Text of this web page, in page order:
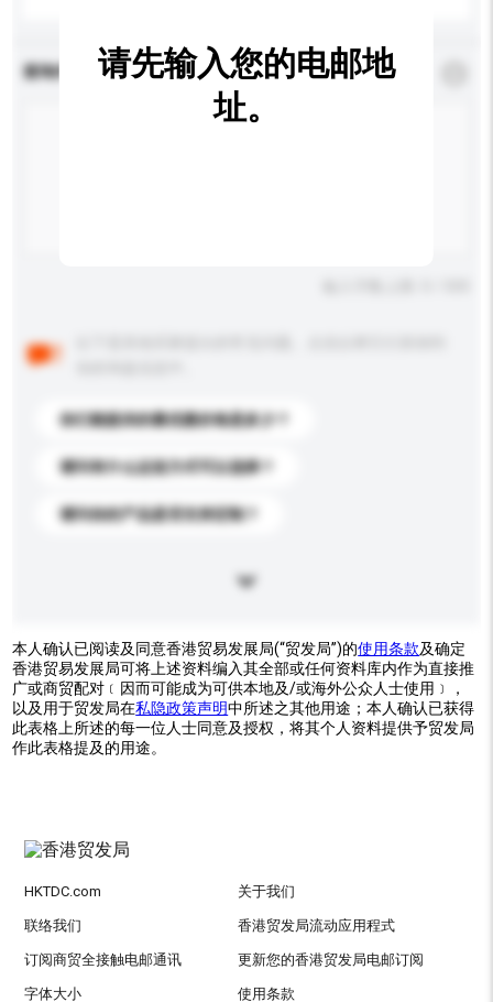
查询内容 *必须填写
你们能提供的最优惠价格是多少？
请问有什么运送方式可以选择？
请问你的产品是否支持定制？
请先输入您的电邮地
址。
本人确认已阅读及同意香港贸易发展局(“贸发局”)的使用条款及确定
香港贸易发展局可将上述资料编入其全部或任何资料库内作为直接推
广或商贸配对﹝因而可能成为可供本地及/或海外公众人士使用﹞，
以及用于贸发局在私隐政策声明中所述之其他用途；本人确认已获得
此表格上所述的每一位人士同意及授权，将其个人资料提供予贸发局
作此表格提及的用途。
HKTDC.com 关于我们
联络我们 香港贸发局流动应用程式
订阅商贸全接触电邮通讯 更新您的香港贸发局电邮订阅
字体大小 使用条款